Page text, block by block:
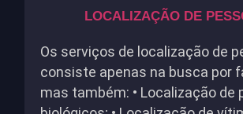
LOCALIZAÇÃO DE
Os serviços de localização de
consiste apenas na busca por
mas também: • Localização de